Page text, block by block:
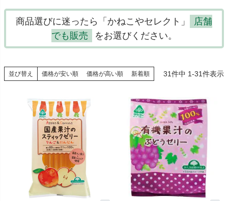
商品選びに迷ったら「かねこやセレクト」
店舗
でも販売
をお選びください。
並び替え 価格が安い順 価格が高い順 新着順 31件中 1-31件表示